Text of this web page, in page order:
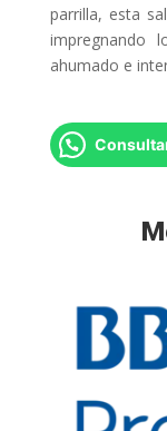
parrilla, esta
impregnando
ahumado e